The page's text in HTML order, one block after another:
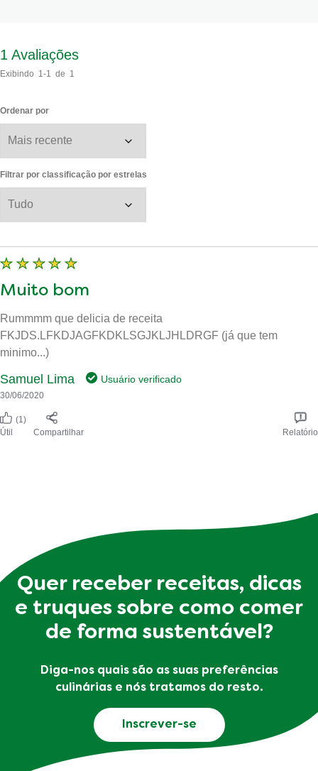
1 Avaliações
Exibindo 1-1 de 1
Ordenar por
Filtrar por classificação por estrelas
Muito bom
Rummmm que delicia de receita
FKJDS.LFKDJAGFKDKLSGJKLJHLDRGF (já que tem
minimo...)
Samuel Lima Usuário verificado
30/06/2020
(1)
Útil
Compartilhar Relatório
Quer receber receitas, dicas
e truques sobre como comer
de forma sustentável?
Diga-nos quais são as suas preferências
culinárias e nós tratamos do resto.
Inscrever-se